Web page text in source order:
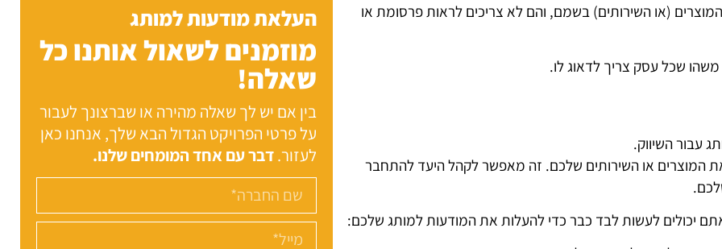
(או השירותים) בשמם, והם לא צריכים לראות פרסומת או
שכל עסק צריך לדאוג לו.
עבור השיווק.
המוצרים או השירותים שלכם. זה מאפשר לקהל היעד להתחבר
יכולים לעשות לבד כבר כדי להעלות את המודעות למותג שלכם:
העלאת מודעות למותג
מוזמנים לשאול אותנו כל
שאלה!
בין אם יש לך שאלה מהירה או שברצונך לעבור
על פרטי הפרויקט הגדול הבא שלך, אנחנו כאן
לעזור.דבר עם אחד המומחים שלנו.